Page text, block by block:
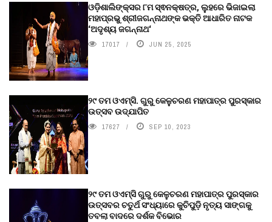
ଓଡ଼ିଶାଲିଙ୍କ୍ସର ୮ମ ସ୍ଵନକ୍ଷତ୍ର, ଲୁହରେ ଭିଜାଇଲା
ମହାପ୍ରଭୁ ଶ୍ରୀଜଗନ୍ନାଥଙ୍କ ଭକ୍ତି ଆଧାରିତ ନାଟକ
‘ଅଦୃଶ୍ୟ ଜଗନ୍ନାଥ‘
17017 JUN 25, 2025
୨୯ ତମ ଓଏମ୍‌ସି. ଗୁରୁ କେଳୁଚରଣ ମହାପାତ୍ର ପୁରସ୍କାର
ଉତ୍ସବ ଉଦ୍‍ଯାପିତ
17627 SEP 10, 2023
୨୯ ତମ ଓଏମ୍‌ସି ଗୁରୁ କେଳୁଚରଣ ମହାପାତ୍ର ପୁରସ୍କାର
ଉତ୍ସବର ଚତୁର୍ଥ ସଂଧ୍ୟାରେ କୁଚିପୁଡ଼ି ନୃତ୍ୟ ସାଙ୍ଗକୁ
ତବଲା ବାଦରେ ଦର୍ଶକ ବିଭୋର